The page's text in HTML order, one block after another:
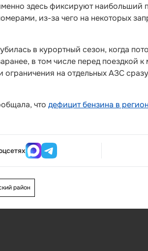
здесь фиксируют наибольший
из-за чего на некоторых
в курортный сезон, когда
в том числе перед
ограничения на отдельных АЗС
что дефицит бензина в
район